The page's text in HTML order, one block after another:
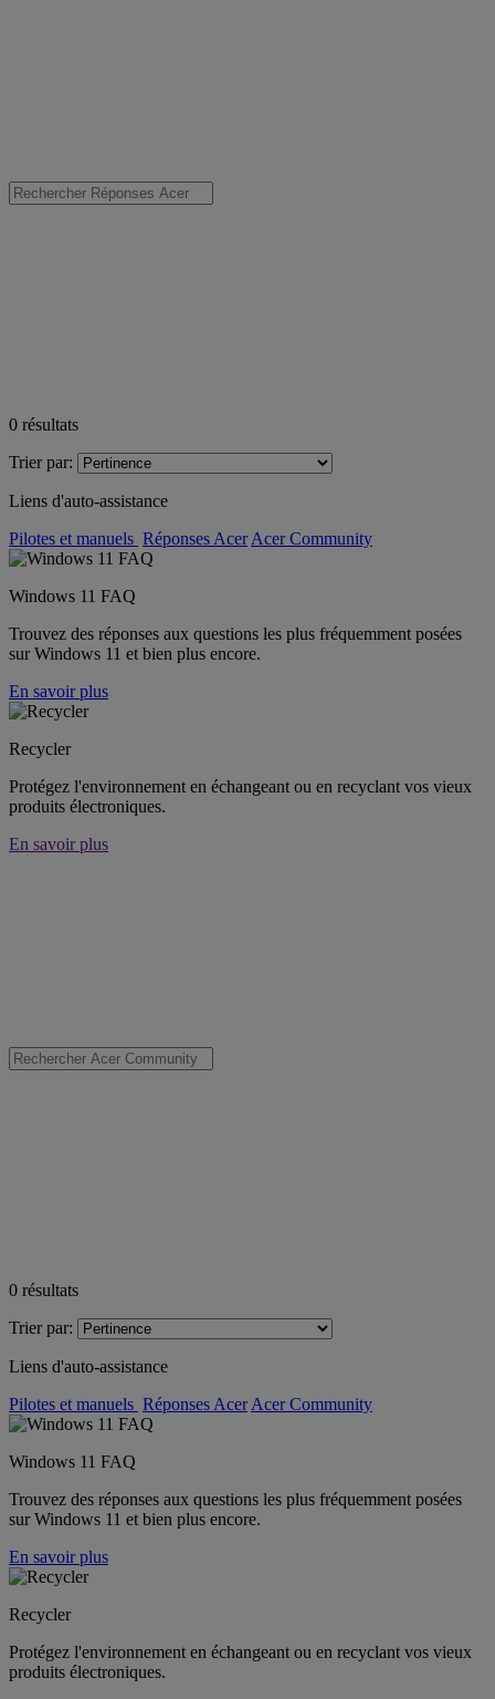
0 résultats
Trier par:
Liens d'auto-assistance
Pilotes et manuels Réponses Acer Acer Community
Windows 11 FAQ
Trouvez des réponses aux questions les plus fréquemment posées
sur Windows 11 et bien plus encore.
En savoir plus
Recycler
Protégez l'environnement en échangeant ou en recyclant vos vieux
produits électroniques.
En savoir plus
0 résultats
Trier par:
Liens d'auto-assistance
Pilotes et manuels Réponses Acer Acer Community
Windows 11 FAQ
Trouvez des réponses aux questions les plus fréquemment posées
sur Windows 11 et bien plus encore.
En savoir plus
Recycler
Protégez l'environnement en échangeant ou en recyclant vos vieux
produits électroniques.